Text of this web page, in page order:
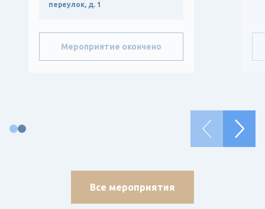
переулок, д. 1
Мероприятие окончено
Все мероприятия